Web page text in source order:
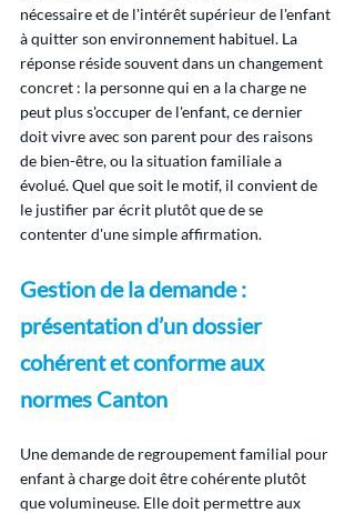
nécessaire et de l'intérêt supérieur de l'enfant
à quitter son environnement habituel. La
réponse réside souvent dans un changement
concret : la personne qui en a la charge ne
peut plus s'occuper de l'enfant, ce dernier
doit vivre avec son parent pour des raisons
de bien-être, ou la situation familiale a
évolué. Quel que soit le motif, il convient de
le justifier par écrit plutôt que de se
contenter d'une simple affirmation.
Gestion de la demande :
présentation d’un dossier
cohérent et conforme aux
normes Canton
Une demande de regroupement familial pour
enfant à charge doit être cohérente plutôt
que volumineuse. Elle doit permettre aux